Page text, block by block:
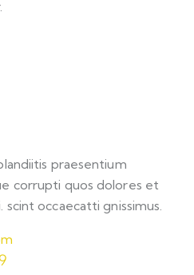
praesentium
corrupti quos dolores et
occaecatti gnissimus.